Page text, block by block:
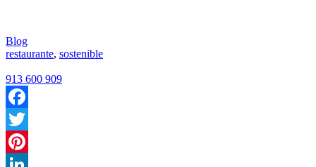
Blog
restaurante, sostenible
913 600 909
Facebook
Twitter
Pinterest